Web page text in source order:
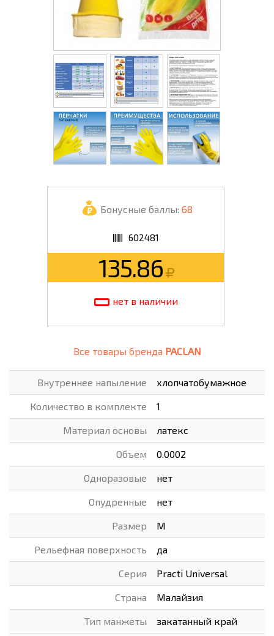
Бонусные баллы: 68
602481
135.86
нет в наличии
Все товары бренда PACLAN
Внутреннее напыление хлопчатобумажное
Количество в комплекте 1
Материал основы латекс
Объем 0.0002
Одноразовые нет
Опудренные нет
Размер M
Рельефная поверхность да
Серия Practi Universal
Страна Малайзия
Тип манжеты закатанный край